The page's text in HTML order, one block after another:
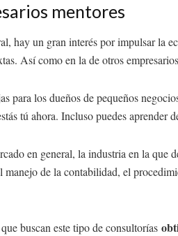
mentores
hay un gran interés por impulsar la
Así como en la de otros
para los dueños de pequeños
tú ahora. Incluso puedes aprender
en general, la industria en la
de la contabilidad, el
buscan este tipo de consultorías